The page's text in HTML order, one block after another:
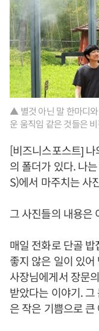
▲ 별것 아닌 말 한마디
운 움직임 같은 것들은
[비즈니스포스트] 나
의 폴더가 있다. 나
S)에서 마주치는 사
그 사진들의 내용은
매일 전화로 단골
좋지 않은 일이 있
사장님에게서 장문
받았다는 이야기.
은 작은 기쁨으로